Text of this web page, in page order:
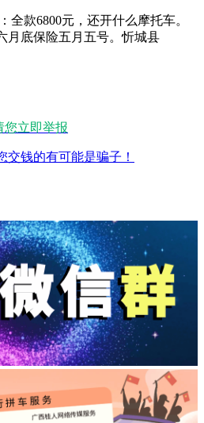
全款6800元，还开什么摩托车。
月底保险五月五号。忻城县
您立即举报
钱的有可能是骗子！